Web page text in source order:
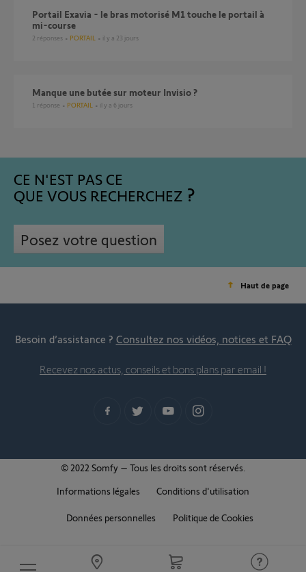
Portail Exavia - le bras motorisé M1 touche le portail à
mi-course
2 réponses PORTAIL il y a 23 jours
Manque une butée sur moteur Invisio ?
1 réponse PORTAIL il y a 6 jours
CE N'EST PAS CE
QUE VOUS RECHERCHEZ
Posez votre question
Haut de page
Besoin d’assistance ? Consultez nos vidéos, notices et FAQ
Recevez nos actus, conseils et bons plans par email !
© 2022 Somfy – Tous les droits sont réservés.
Informations légales
Conditions d'utilisation
Données personnelles Politique de Cookies